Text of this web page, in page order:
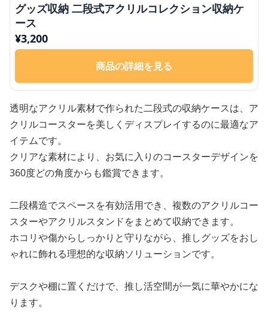
グッズ収納 二段式アクリルコレクション収納ケ
ース
¥3,200
商品の詳細を見る
透明なアクリル素材で作られた二段式の収納ケースは、ア
クリルコースターを美しくディスプレイするのに最適なア
イテムです。
クリアな素材により、お気に入りのコースターデザインを
360度どの角度からも鑑賞できます。
二段構造でスペースを有効活用でき、複数のアクリルコー
スターやアクリルスタンドをまとめて収納できます。
ホコリや傷からしっかりと守りながら、推しグッズをおし
ゃれに飾れる理想的な収納ソリューションです。
デスクや棚に置くだけで、推し活空間が一気に華やかにな
ります。